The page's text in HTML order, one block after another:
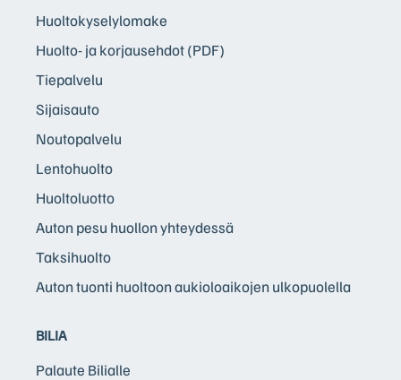
Huoltokyselylomake
Huolto- ja korjausehdot (PDF)
Tiepalvelu
Sijaisauto
Noutopalvelu
Lentohuolto
Huoltoluotto
Auton pesu huollon yhteydessä
Taksihuolto
Auton tuonti huoltoon aukioloaikojen ulkopuolella
BILIA
Palaute Bilialle